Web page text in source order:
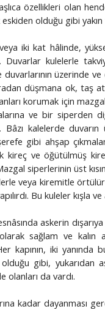
özellikleri olan
eskiden olduğu gibi
iki kat hâlinde,
Duvarlar kulelerle
duvarlarının üzerinde
düşmana ok, taş
korumak için
ve bir siperden
Bâzı kalelerde
gibi ahşap
kireç ve öğütülmüş
siperlerinin üst
veya kiremitle
Bu kuleler kışla
askerin
sağlam ve kalın
kapının, iki yanında
olduğu gibi, yukarıdan
olanları da vardı.
kadar dayanması